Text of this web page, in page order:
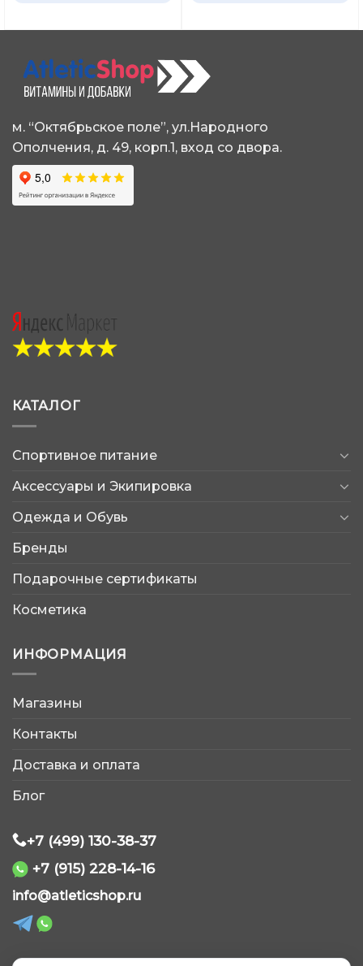
м. “Октябрьское поле”, ул.Народного
Ополчения, д. 49, корп.1, вход со двора.
КАТАЛОГ
Спортивное питание
Аксессуары и Экипировка
Одежда и Обувь
Бренды
Подарочные сертификаты
Косметика
ИНФОРМАЦИЯ
Магазины
Контакты
Доставка и оплата
Блог
+7 (499) 130-38-37
+7 (915) 228-14-16
info@atleticshop.ru